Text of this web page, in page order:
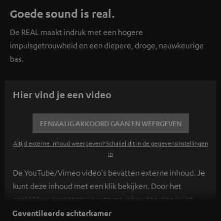
Goede sound is real.
De REAL maakt indruk met een hogere
impulsgetrouwheid en een diepere, droge, nauwkeurige
bas.
Hier vind je een video
EENMALIG AKKOORD GAAN EN WEERGEVEN
Altijd externe inhoud weergeven? Schakel dit in de gegevensinstellingen
in
De YouTube/Vimeo video's bevatten externe inhoud. Je
kunt deze inhoud met een klik bekijken. Door het
aanklikken accepteer je externe inhoud te zien krijgt.
Hierdoor kunnen persoonlijke gegevens worden
Geventileerde achterkamer